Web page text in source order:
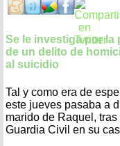
Se le investiga por la
de un delito de
al suicidio
Tal y como era de
este jueves pasaba a
marido de Raquel,
Guardia Civil en su